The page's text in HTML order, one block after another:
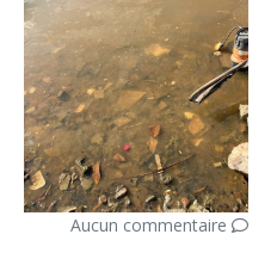
Aucun commentaire